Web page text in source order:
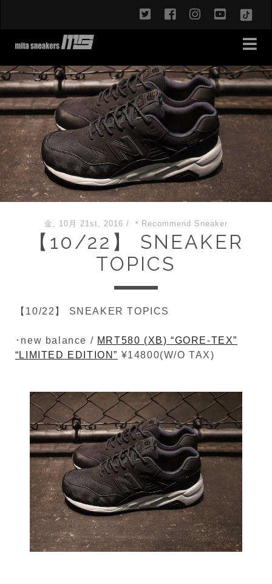
twitterfacebookinstagram
金, 10月 21st, 2016 / ＊Recommend Sneaker
【10/22】 SNEAKER
TOPICS
【10/22】 SNEAKER TOPICS
･new balance / MRT580 (XB) “GORE-TEX”
“LIMITED EDITION” ¥14800(W/O TAX)